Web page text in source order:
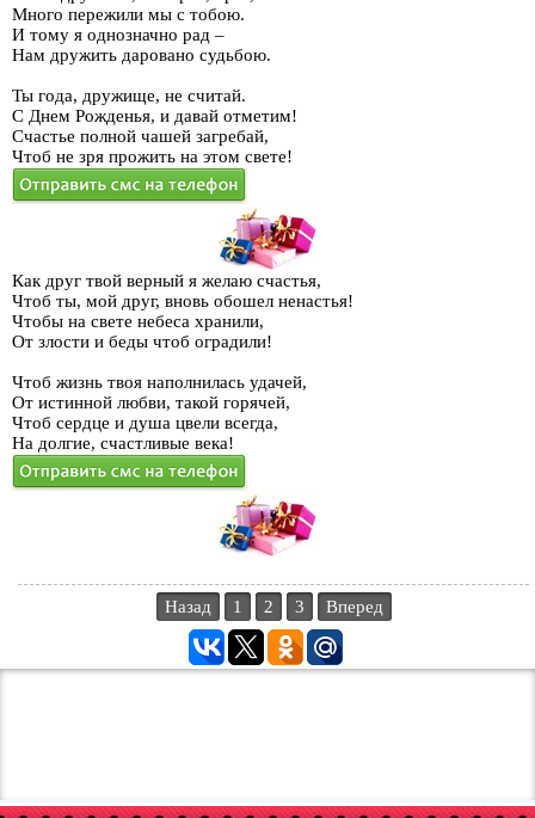
Много пережили мы с тобою.
И тому я однозначно рад –
Нам дружить даровано судьбою.
Ты года, дружище, не считай.
С Днем Рожденья, и давай отметим!
Счастье полной чашей загребай,
Чтоб не зря прожить на этом свете!
Как друг твой верный я желаю счастья,
Чтоб ты, мой друг, вновь обошел ненастья!
Чтобы на свете небеса хранили,
От злости и беды чтоб оградили!
Чтоб жизнь твоя наполнилась удачей,
От истинной любви, такой горячей,
Чтоб сердце и душа цвели всегда,
На долгие, счастливые века!
Назад 1 2 3 Вперед